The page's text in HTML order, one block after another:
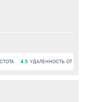
4.5 УДАЛЕННОСТЬ ОТ